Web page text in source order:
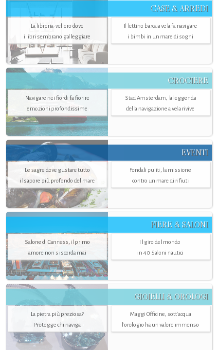
CASE & ARREDI
La libreria-veliero dove
i libri sembrano galleggiare
Il lettino barca a vela fa navigare
i bimbi in un mare di sogni
CROCIERE
Navigare nei fiordi fa fiorire
emozioni profondissime
Stad Amsterdam, la leggenda
della navigazione a vela rivive
EVENTI
Le sagre dove gustare tutto
il sapore più profondo del mare
Fondali puliti, la missione
contro un mare di rifiuti
FIERE & SALONI
Salone di Canness, il primo
amore non si scorda mai
Il giro del mondo
in 40 Saloni nautici
GIOIELLI & OROLOGI
La pietra più preziosa?
Protegge chi naviga
Maggi Officine, sott’acqua
l'orologio ha un valore immenso